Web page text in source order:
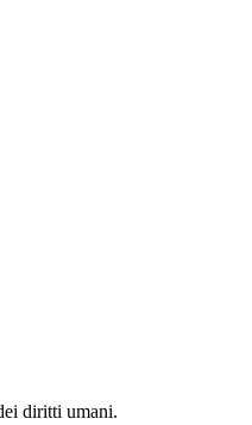
diritti umani.